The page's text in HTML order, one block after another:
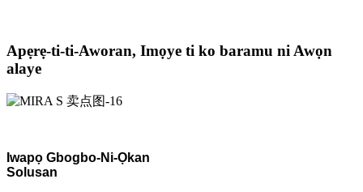
Apẹrẹ-ti-ti-Aworan, Imọye ti ko baramu ni Awọn
alaye
Iwapọ Gbogbo-Ni-Ọkan
Solusan